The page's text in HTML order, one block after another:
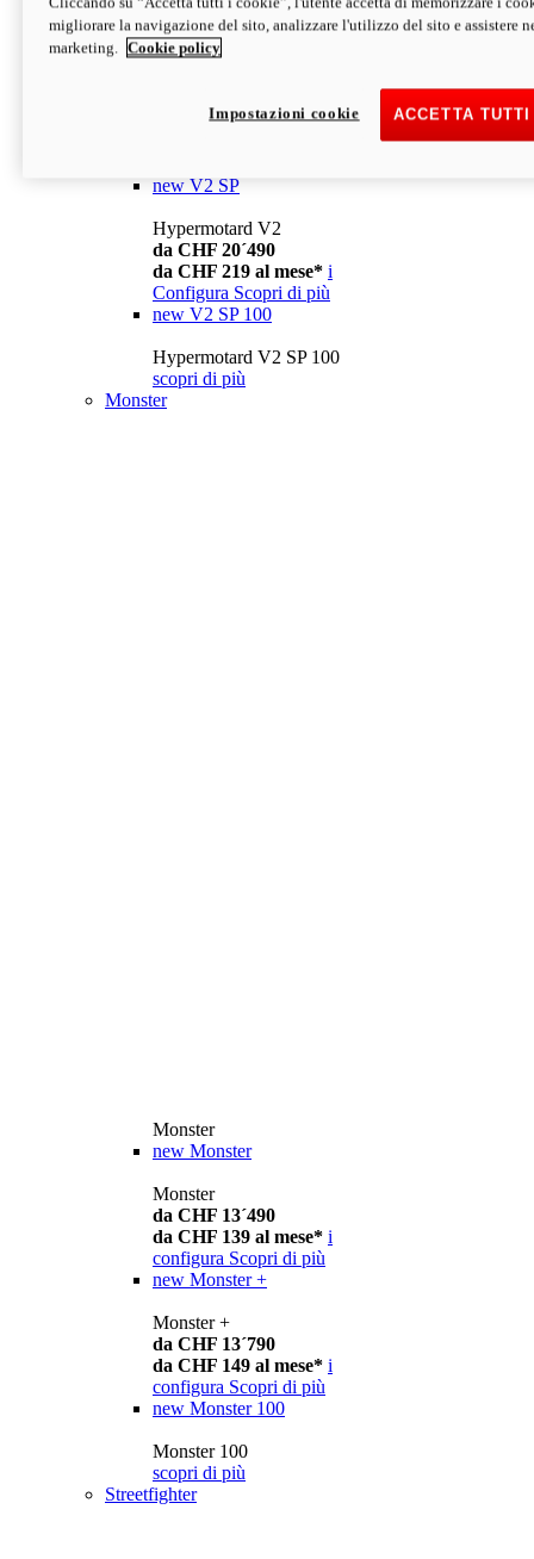
da CHF 13´990
Configura Scopri di più
newV2
da CHF 15´990
new V2 SP
Hypermotard V2
da CHF 20´490
da CHF 219 al mese* i
Configura Scopri di più
new V2 SP 100
Hypermotard V2 SP 100
scopri di più
Monster
Monster
new Monster
Monster
da CHF 13´490
da CHF 139 al mese* i
configura Scopri di più
new Monster +
Monster +
da CHF 13´790
da CHF 149 al mese* i
configura Scopri di più
new Monster 100
Monster 100
scopri di più
Streetfighter
migliorare la navigazione del sito, analizzare l'utilizzo del sito e assistere
marketing.
Cookie policy
ACCETTA
Impostazioni cookie